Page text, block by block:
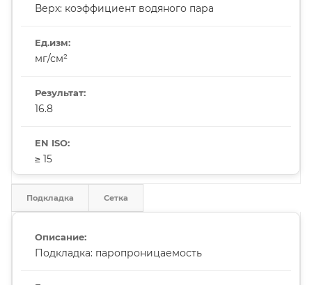
Верх: коэффициент водяного пара
мг/см²
16.8
≥ 15
Подкладка Сетка
Подкладка: паропроницаемость